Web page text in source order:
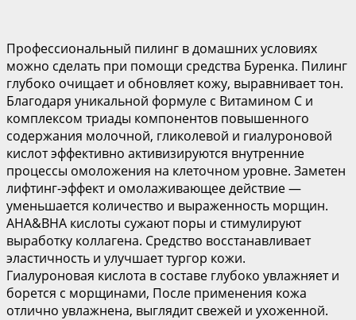
Профессиональный пилинг в домашних условиях
можно сделать при помощи средства Буренка. Пилинг
глубоко очищает и обновляет кожу, выравнивает тон.
Благодаря уникальной формуле с Витамином С и
комплексом триады компонентов повышенного
содержания молочной, гликолевой и гиалуроновой
кислот эффективно активизируются внутренние
процессы омоложения на клеточном уровне. Заметен
лифтинг-эффект и омолаживающее действие —
уменьшается количество и выраженность морщин.
AHA&BHA кислоты сужают поры и стимулируют
выработку коллагена. Средство восстанавливает
эластичность и улучшает тургор кожи.
Гиалуроновая кислота в составе глубоко увлажняет и
борется с морщинами, После применения кожа
отлично увлажнена, выглядит свежей и ухоженной.